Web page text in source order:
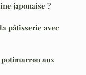
japonaise ?
pâtisserie avec
aux